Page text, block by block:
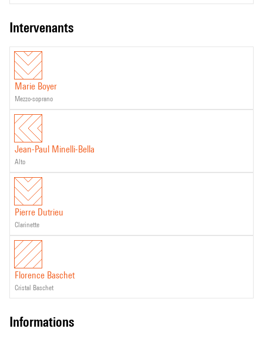
intervenants
Marie Boyer
mezzo-soprano
Jean-Paul Minelli-Bella
alto
Pierre Dutrieu
clarinette
Florence Baschet
cristal Baschet
informations